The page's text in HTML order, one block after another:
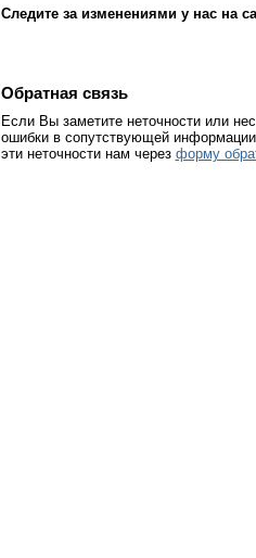
Следите за изменениями у нас на
Обратная связь
Если Вы заметите неточности или
ошибки в сопутствующей
эти неточности нам через форму